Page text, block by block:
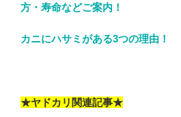
方・寿命などご案内！
カニにハサミがある3つの理由！
★ヤドカリ関連記事★